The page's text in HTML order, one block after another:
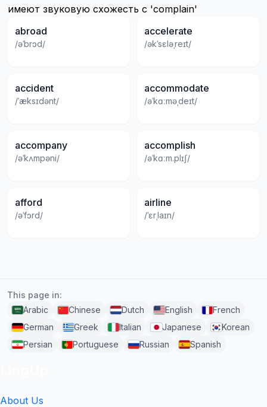
имеют звуковую схожесть с 'complain'
abroad
/əˈbrɔd/
accelerate
/əkˈsɛləˌreɪt/
accident
/ˈæksɪdənt/
accommodate
/əˈkɑːməˌdeɪt/
accompany
/əˈkʌmpəni/
accomplish
/əˈkɑːm.plɪʃ/
afford
/əˈfɔrd/
airline
/ˈɛrˌlaɪn/
This page in:
Arabic
Chinese Dutch English
French
German
Greek Italian Japanese
Korean
Persian
Portuguese Russian Spanish
About Us